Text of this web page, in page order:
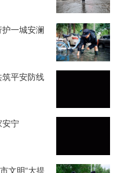
一城安澜
筑平安防线
安宁
文明“大提